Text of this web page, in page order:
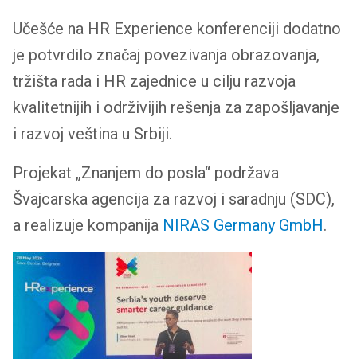
Učešće na HR Experience konferenciji dodatno
je potvrdilo značaj povezivanja obrazovanja,
tržišta rada i HR zajednice u cilju razvoja
kvalitetnijih i održivijih rešenja za zapošljavanje
i razvoj veština u Srbiji.
Projekat „Znanjem do posla“ podržava
Švajcarska agencija za razvoj i saradnju (SDC),
a realizuje kompanija NIRAS Germany GmbH.